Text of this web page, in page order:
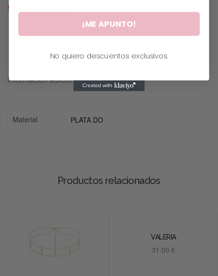
SIN EXISTENCIAS
Información adicional
Material PLATA DO
Productos relacionados
VALERIA
31.00 €
¡ME APUNTO!
No quiero descuentos exclusivos.